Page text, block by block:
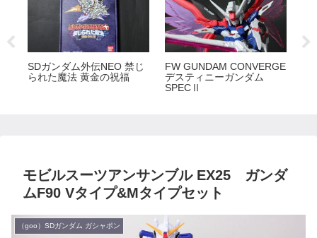
SDガンダム外伝NEO 禁じ
られた魔法 黄金の祝福
FW GUNDAM CONVERGE
デスティニーガンダム
SPECⅡ
モビルスーツアンサンブル EX25 ガンダ
ムF90 Vタイプ&Mタイプセット
（goo）SDガンダム ガシャポン